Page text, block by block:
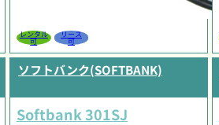
レンタル
可
リース
可
ソフトバンク(SOFTBANK)
Softbank 301SJ